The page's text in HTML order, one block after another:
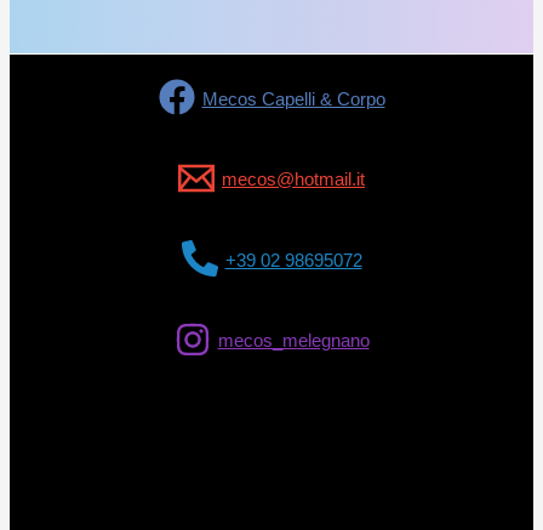
Mecos Capelli & Corpo
mecos@hotmail.it
+39 02 98695072
mecos_melegnano